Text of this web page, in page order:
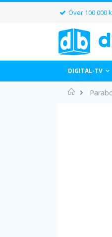
Över 100
DIGITAL-TV
Home